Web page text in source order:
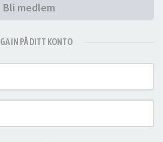
Bli medlem
IN PÅ DITT KONTO